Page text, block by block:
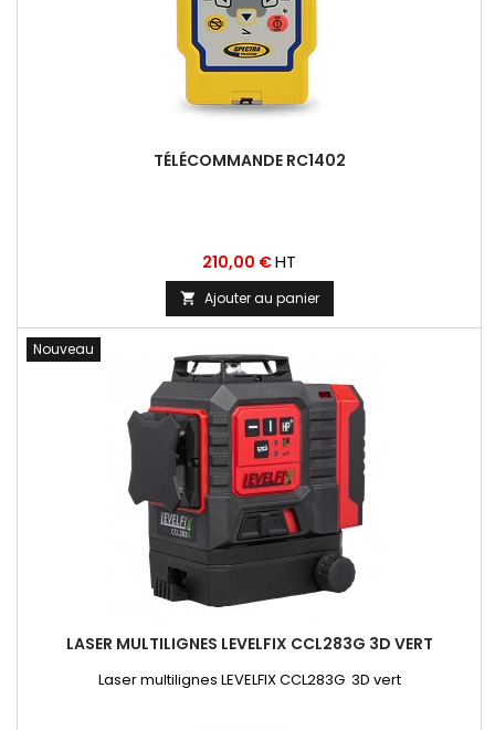
TÉLÉCOMMANDE RC1402
Prix
210,00 €HT
 Ajouter au panier
Nouveau
LASER MULTILIGNES LEVELFIX CCL283G 3D VERT
Laser multilignes LEVELFIX CCL283G 3D vert